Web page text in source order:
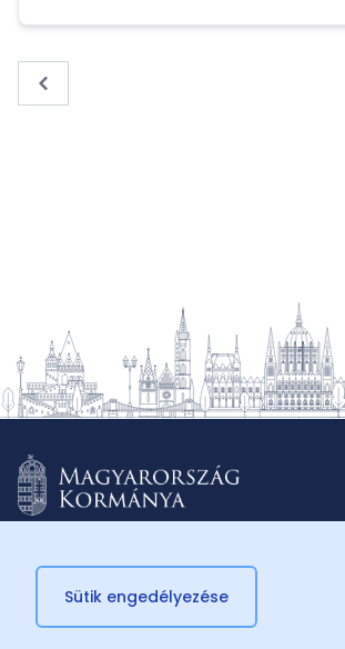
« Previous
© 2026 Külügyminisztérium
Sütik engedélyezése